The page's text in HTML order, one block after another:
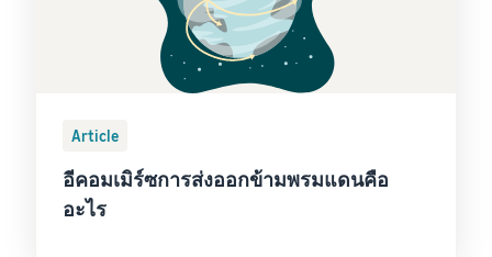
Article
อีคอมเมิร์ซการส่งออกข้ามพรมแดนคือ
อะไร